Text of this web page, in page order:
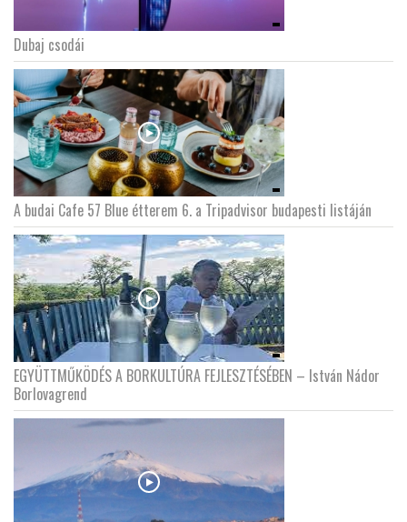
Dubaj csodái
A budai Cafe 57 Blue étterem 6. a Tripadvisor budapesti listáján
EGYÜTTMŰKÖDÉS A BORKULTÚRA FEJLESZTÉSÉBEN – István Nádor
Borlovagrend